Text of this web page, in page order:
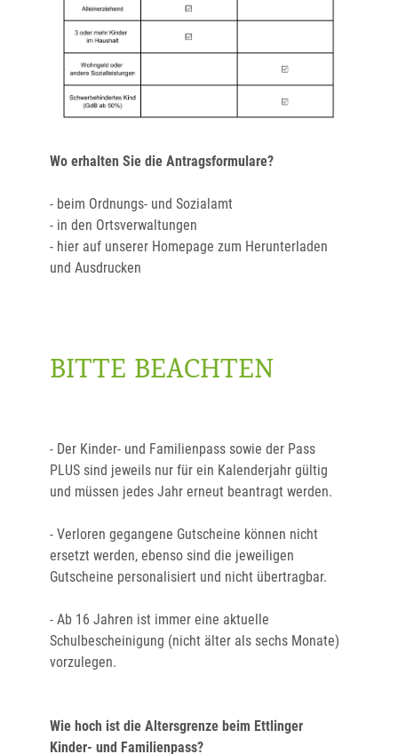
Wo erhalten Sie die Antragsformulare?
- beim Ordnungs- und Sozialamt
- in den Ortsverwaltungen
- hier auf unserer Homepage zum Herunterladen
und Ausdrucken
BITTE BEACHTEN
- Der Kinder- und Familienpass sowie der Pass
PLUS sind jeweils nur für ein Kalenderjahr gültig
und müssen jedes Jahr erneut beantragt werden.
- Verloren gegangene Gutscheine können nicht
ersetzt werden, ebenso sind die jeweiligen
Gutscheine personalisiert und nicht übertragbar.
- Ab 16 Jahren ist immer eine aktuelle
Schulbescheinigung (nicht älter als sechs Monate)
vorzulegen.
Wie hoch ist die Altersgrenze beim Ettlinger
Kinder- und Familienpass?